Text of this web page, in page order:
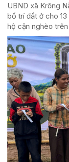
UBND xã Krông
bố trí đất ở cho
hộ cận nghèo